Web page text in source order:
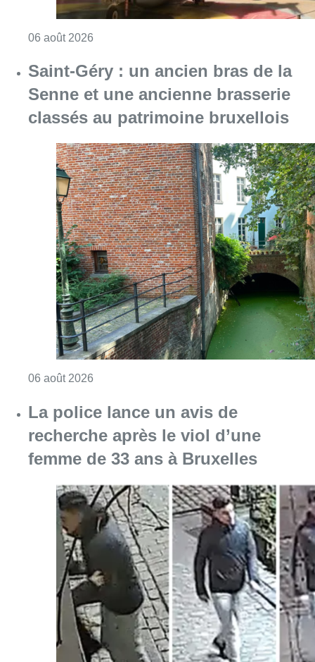
06 août 2026
Saint-Géry : un ancien bras de la
Senne et une ancienne brasserie
classés au patrimoine bruxellois
06 août 2026
La police lance un avis de
recherche après le viol d’une
femme de 33 ans à Bruxelles